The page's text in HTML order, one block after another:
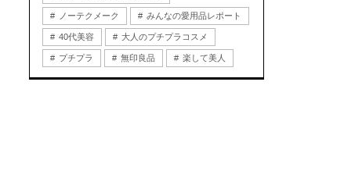
ノーテクメーク みんなの愛用品レポート
40代美容 大人のプチプラコスメ
プチプラ 無印良品 楽して美人